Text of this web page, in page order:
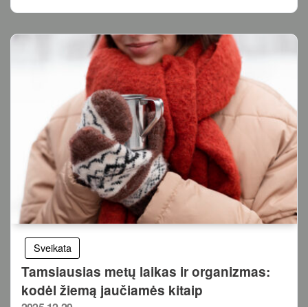
Sveikata
Tamsiausias metų laikas ir organizmas:
kodėl žiemą jaučiamės kitaip